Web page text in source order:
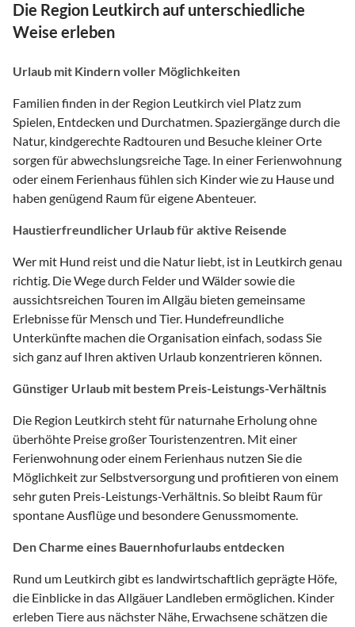
Die Region Leutkirch auf unterschiedliche
Weise erleben
Urlaub mit Kindern voller Möglichkeiten
Familien finden in der Region Leutkirch viel Platz zum
Spielen, Entdecken und Durchatmen. Spaziergänge durch die
Natur, kindgerechte Radtouren und Besuche kleiner Orte
sorgen für abwechslungsreiche Tage. In einer Ferienwohnung
oder einem Ferienhaus fühlen sich Kinder wie zu Hause und
haben genügend Raum für eigene Abenteuer.
Haustierfreundlicher Urlaub für aktive Reisende
Wer mit Hund reist und die Natur liebt, ist in Leutkirch genau
richtig. Die Wege durch Felder und Wälder sowie die
aussichtsreichen Touren im Allgäu bieten gemeinsame
Erlebnisse für Mensch und Tier. Hundefreundliche
Unterkünfte machen die Organisation einfach, sodass Sie
sich ganz auf Ihren aktiven Urlaub konzentrieren können.
Günstiger Urlaub mit bestem Preis-Leistungs-Verhältnis
Die Region Leutkirch steht für naturnahe Erholung ohne
überhöhte Preise großer Touristenzentren. Mit einer
Ferienwohnung oder einem Ferienhaus nutzen Sie die
Möglichkeit zur Selbstversorgung und profitieren von einem
sehr guten Preis-Leistungs-Verhältnis. So bleibt Raum für
spontane Ausflüge und besondere Genussmomente.
Den Charme eines Bauernhofurlaubs entdecken
Rund um Leutkirch gibt es landwirtschaftlich geprägte Höfe,
die Einblicke in das Allgäuer Landleben ermöglichen. Kinder
erleben Tiere aus nächster Nähe, Erwachsene schätzen die